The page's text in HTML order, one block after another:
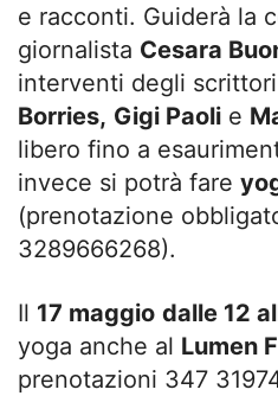
e racconti. Guiderà la
giornalista Cesara
interventi degli scrittori
Borries, Gigi Paoli e
libero fino a
invece si potrà fare
(prenotazione
3289666268).
Il 17 maggio dalle 12
yoga anche al Lumen
prenotazioni 347